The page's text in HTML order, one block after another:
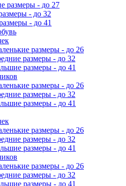
размеры - до 27
- до 32
- до 41
размеры - до 26
размеры - до 32
размеры - до 41
размеры - до 26
размеры - до 32
размеры - до 41
размеры - до 26
размеры - до 32
размеры - до 41
размеры - до 26
размеры - до 32
размеры - до 41